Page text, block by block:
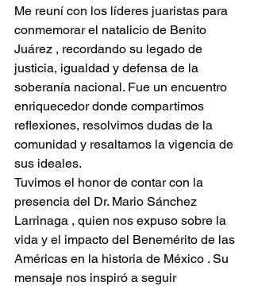
Me reuní con los líderes juaristas para
conmemorar el natalicio de Benito
Juárez , recordando su legado de
justicia, igualdad y defensa de la
soberanía nacional. Fue un encuentro
enriquecedor donde compartimos
reflexiones, resolvimos dudas de la
comunidad y resaltamos la vigencia de
sus ideales.
Tuvimos el honor de contar con la
presencia del Dr. Mario Sánchez
Larrinaga , quien nos expuso sobre la
vida y el impacto del Benemérito de las
Américas en la historia de México . Su
mensaje nos inspiró a seguir